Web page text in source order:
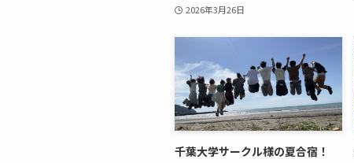
2026年3月26日
千葉大学サークル様の夏合宿！